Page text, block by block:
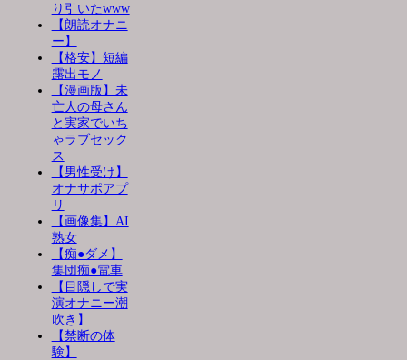
り引いたwww
【朗読オナニ
ー】
【格安】短編
露出モノ
【漫画版】未
亡人の母さん
と実家でいち
ゃラブセック
ス
【男性受け】
オナサポアプ
リ
【画像集】AI
熟女
【痴●ダメ】
集団痴●電車
【目隠しで実
演オナニー潮
吹き】
【禁断の体
験】